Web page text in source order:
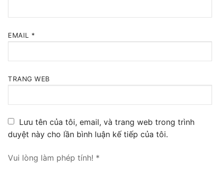
LIÊN HỆ
TIN TỨC
EMAIL *
TRANG WEB
Lưu tên của tôi, email, và trang web trong trình
duyệt này cho lần bình luận kế tiếp của tôi.
Vui lòng làm phép tính! *